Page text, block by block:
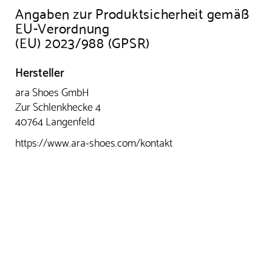
Angaben zur Produktsicherheit gemäß
EU-Verordnung
(EU) 2023/988 (GPSR)
Hersteller
ara Shoes GmbH
Zur Schlenkhecke 4
40764 Langenfeld
https://www.ara-shoes.com/kontakt